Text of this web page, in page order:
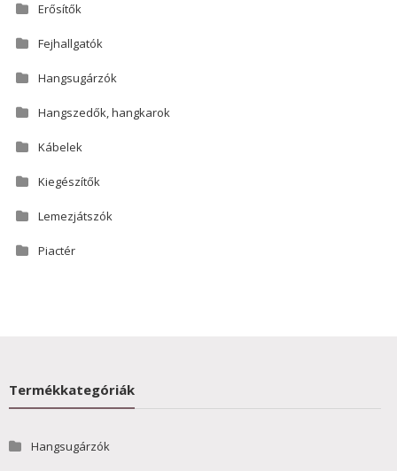
Erősítők
Fejhallgatók
Hangsugárzók
Hangszedők, hangkarok
Kábelek
Kiegészítők
Lemezjátszók
Piactér
Termékkategóriák
Hangsugárzók